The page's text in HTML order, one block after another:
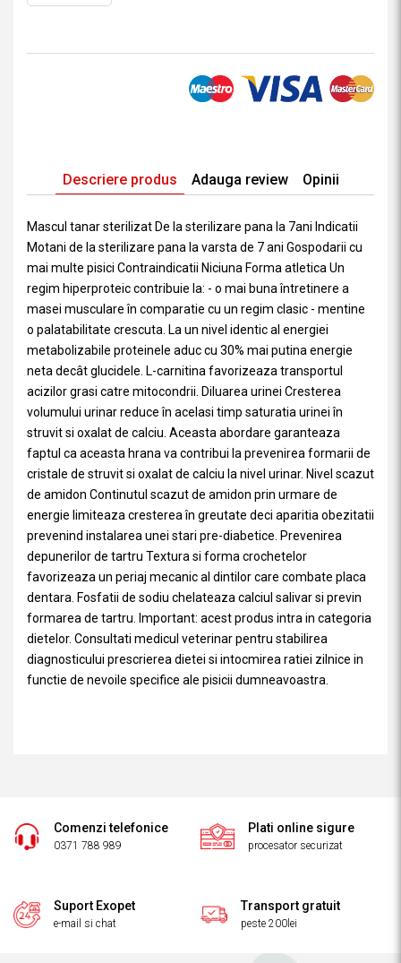
Descriere produs Adauga review Opinii
Mascul tanar sterilizat De la sterilizare pana la 7ani Indicatii
Motani de la sterilizare pana la varsta de 7 ani Gospodarii cu
mai multe pisici Contraindicatii Niciuna Forma atletica Un
regim hiperproteic contribuie la: - o mai buna întretinere a
masei musculare în comparatie cu un regim clasic - mentine
o palatabilitate crescuta. La un nivel identic al energiei
metabolizabile proteinele aduc cu 30% mai putina energie
neta decât glucidele. L-carnitina favorizeaza transportul
acizilor grasi catre mitocondrii. Diluarea urinei Cresterea
volumului urinar reduce în acelasi timp saturatia urinei în
struvit si oxalat de calciu. Aceasta abordare garanteaza
faptul ca aceasta hrana va contribui la prevenirea formarii de
cristale de struvit si oxalat de calciu la nivel urinar. Nivel scazut
de amidon Continutul scazut de amidon prin urmare de
energie limiteaza cresterea în greutate deci aparitia obezitatii
prevenind instalarea unei stari pre-diabetice. Prevenirea
depunerilor de tartru Textura si forma crochetelor
favorizeaza un periaj mecanic al dintilor care combate placa
dentara. Fosfatii de sodiu chelateaza calciul salivar si previn
formarea de tartru. Important: acest produs intra in categoria
dietelor. Consultati medicul veterinar pentru stabilirea
diagnosticului prescrierea dietei si intocmirea ratiei zilnice in
functie de nevoile specifice ale pisicii dumneavoastra.
Comenzi telefonice
0371 788 989
Plati online sigure
procesator securizat
Suport Exopet
e-mail si chat
Transport gratuit
peste 200lei